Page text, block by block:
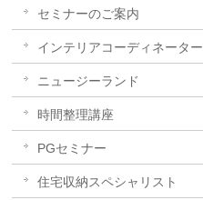
セミナーのご案内
インテリアコーディネーター
ニュージーランド
時間整理講座
PGセミナー
住宅収納スペシャリスト